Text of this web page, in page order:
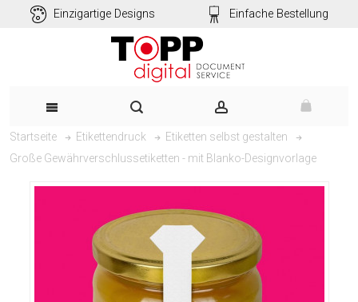
Einzigartige Designs Einfache Bestellung
Startseite Etikettendruck
Etiketten selbst gestalten
Große Gewährverschlussetiketten - mit Blanko-Designvorlage